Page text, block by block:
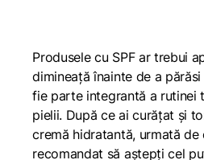
Produsele cu SPF ar trebui
dimineață înainte de a
fie parte integrantă a rutinei
pielii. După ce ai curățat și
cremă hidratantă, urmată de
recomandat să aștepți cel